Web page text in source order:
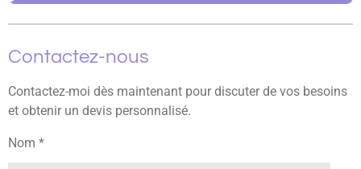
Contactez-nous
Contactez-moi dès maintenant pour discuter de vos besoins
et obtenir un devis personnalisé.
Nom *